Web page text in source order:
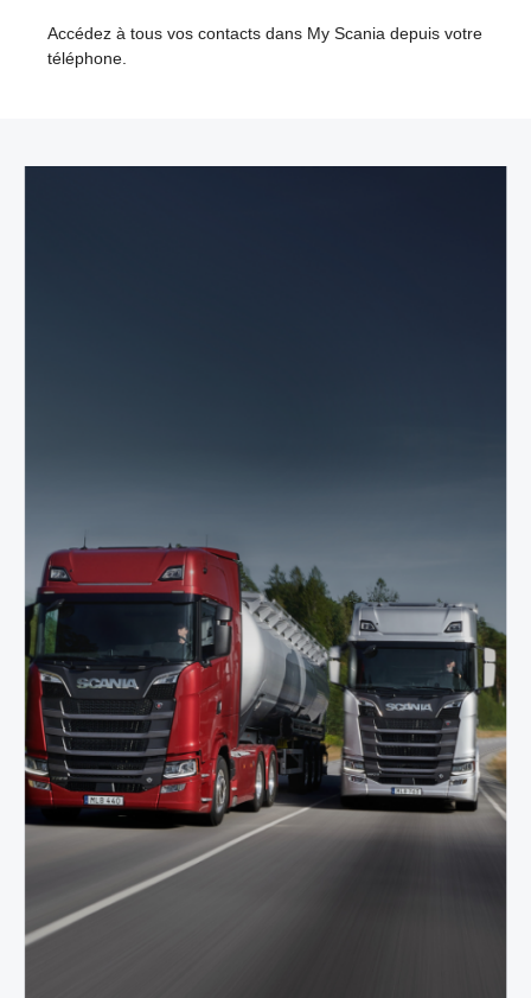
Accédez à tous vos contacts dans My Scania depuis votre
téléphone.